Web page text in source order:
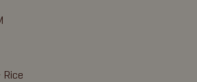
Rice